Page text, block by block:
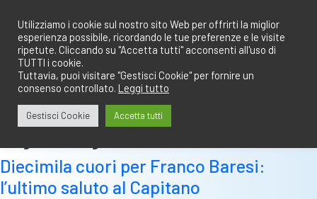
contenuto
Diecimila cuori per Franco Baresi:
l’ultimo saluto al Capitano
Utilizziamo i cookie sul nostro sito Web per offrirti la miglior
esperienza possibile, ricordando le tue preferenze e le visite
ripetute. Cliccando su "Accetta tutti" acconsenti all'uso di
TUTTI i cookie.
Tuttavia, puoi visitare "Gestisci Cookie" per fornire un
consenso controllato. Leggi tutto
Gestisci Cookie Accetta tutti